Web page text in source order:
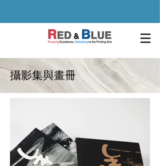
攝影集與畫冊